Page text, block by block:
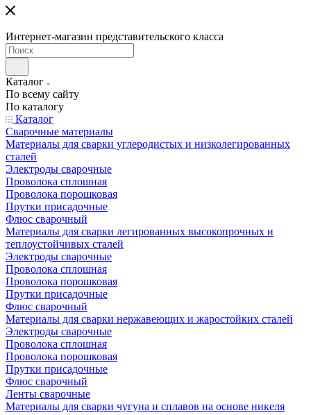
Интернет-магазин представительского класса
Каталог
По всему сайту
По каталогу
Каталог
Сварочные материалы
Материалы для сварки углеродистых и низколегированных
сталей
Электроды сварочные
Проволока сплошная
Проволока порошковая
Прутки присадочные
Флюс сварочный
Материалы для сварки легированных высокопрочных и
теплоустойчивых сталей
Электроды сварочные
Проволока сплошная
Проволока порошковая
Прутки присадочные
Флюс сварочный
Материалы для сварки нержавеющих и жаростойких сталей
Электроды сварочные
Проволока сплошная
Проволока порошковая
Прутки присадочные
Флюс сварочный
Ленты сварочные
Материалы для сварки чугуна и сплавов на основе никеля